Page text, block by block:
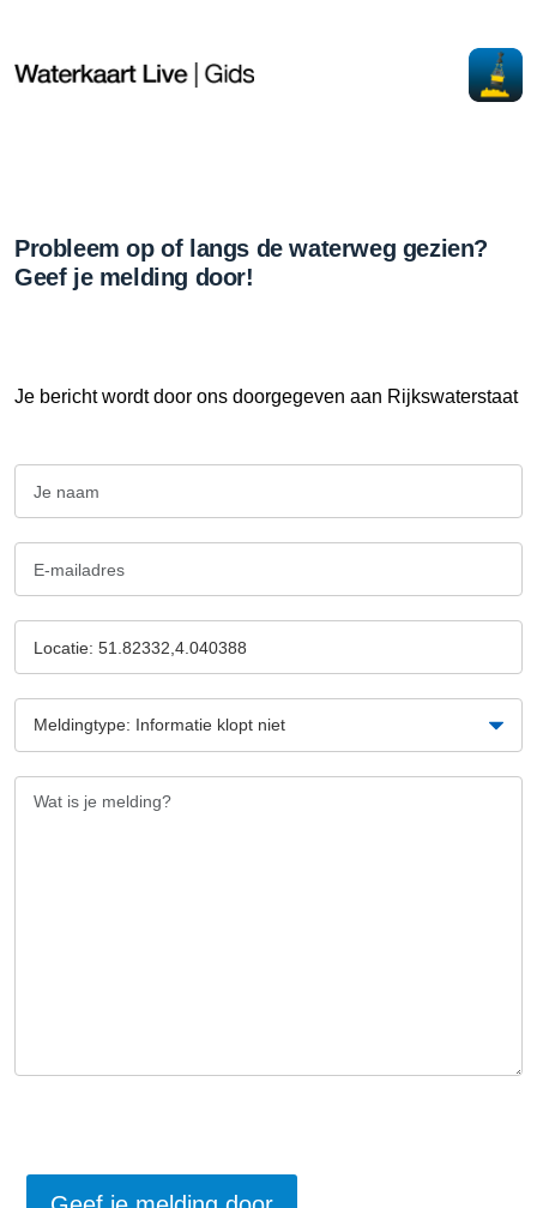
Probleem op of langs de waterweg gezien?
Geef je melding door!
Je bericht wordt door ons doorgegeven aan Rijkswaterstaat